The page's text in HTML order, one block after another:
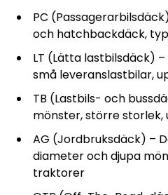
PC
och hatchbackdäck,
LT (Lätta lastbilsdäck)
små leveranslastbilar,
TB (Lastbils- och
mönster, större storlek,
AG (Jordbruksdäck) –
diameter och djupa
traktorer